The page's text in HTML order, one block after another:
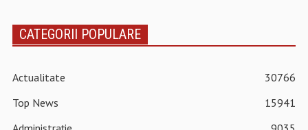
CATEGORII POPULARE
Actualitate
30766
Top News
15941